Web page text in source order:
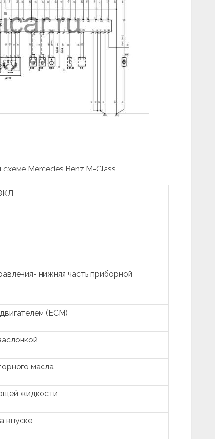
схеме Mercedes Benz M-Class
нижняя часть приборной
(ECM)
масла
жидкости
впуске